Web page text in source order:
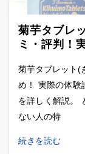
菊芋タブレ
ミ・評判！
菊芋タブレット(
め！ 実際の体験
を詳しく解説。
ない人の特
続きを読む